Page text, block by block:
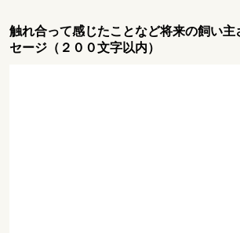
触れ合って感じたことなど将来の飼い主
セージ（２００文字以内）